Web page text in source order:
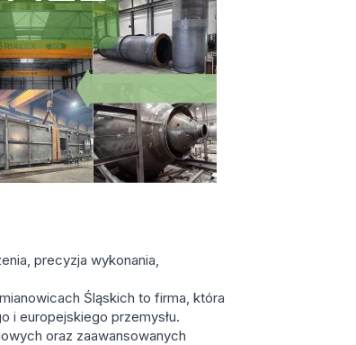
precyzja wykonania,
Śląskich to firma, która
i europejskiego przemysłu.
oraz zaawansowanych